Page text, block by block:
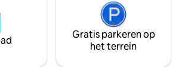
Gratis parkeren op
het terrein